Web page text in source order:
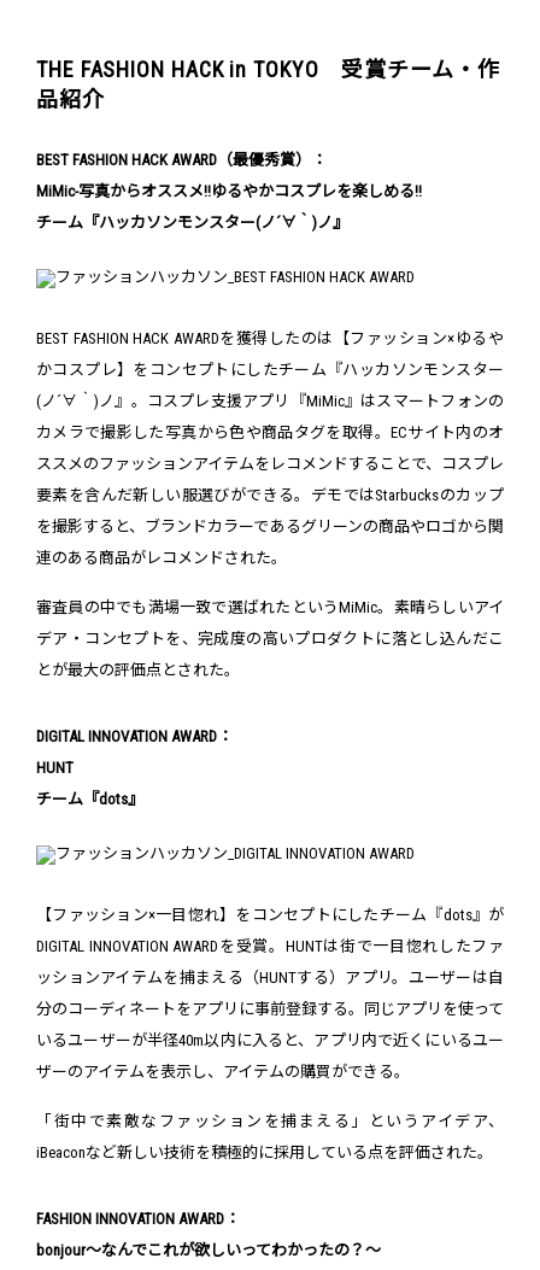
THE FASHION HACK in TOKYO 受賞チーム・作
品紹介
BEST FASHION HACK AWARD（最優秀賞）：
MiMic-写真からオススメ!!ゆるやかコスプレを楽しめる!!
チーム『ハッカソンモンスター(ノ´∀｀)ノ』
BEST FASHION HACK AWARDを獲得したのは【ファッション×ゆるや
かコスプレ】をコンセプトにしたチーム『ハッカソンモンスター
(ノ´∀｀)ノ』。コスプレ支援アプリ『MiMic』はスマートフォンの
カメラで撮影した写真から色や商品タグを取得。ECサイト内のオ
ススメのファッションアイテムをレコメンドすることで、コスプレ
要素を含んだ新しい服選びができる。デモではStarbucksのカップ
を撮影すると、ブランドカラーであるグリーンの商品やロゴから関
連のある商品がレコメンドされた。
審査員の中でも満場一致で選ばれたというMiMic。素晴らしいアイ
デア・コンセプトを、完成度の高いプロダクトに落とし込んだこ
とが最大の評価点とされた。
DIGITAL INNOVATION AWARD：
HUNT
チーム『dots』
【ファッション×一目惚れ】をコンセプトにしたチーム『dots』が
DIGITAL INNOVATION AWARDを受賞。HUNTは街で一目惚れしたファ
ッションアイテムを捕まえる（HUNTする）アプリ。ユーザーは自
分のコーディネートをアプリに事前登録する。同じアプリを使って
いるユーザーが半径40m以内に入ると、アプリ内で近くにいるユー
ザーのアイテムを表示し、アイテムの購買ができる。
「街中で素敵なファッションを捕まえる」というアイデア、
iBeaconなど新しい技術を積極的に採用している点を評価された。
FASHION INNOVATION AWARD：
bonjour～なんでこれが欲しいってわかったの？～